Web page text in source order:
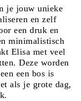
je jouw unieke
en zelf
een druk en
minimalistisch
Elisa met veel
Deze worden
een bos is
als je grote dag,